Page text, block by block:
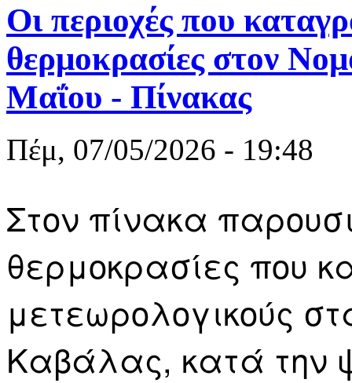
Οι περιοχές που
θερμοκρασίες στον
Μαΐου - Πίνακας
Πέμ, 07/05/2026 - 19:48
Στον πίνακα
θερμοκρασίες που
μετεωρολογικούς
Καβάλας, κατά την